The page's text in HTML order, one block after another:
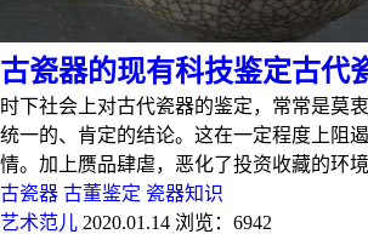
古瓷器的现有科技鉴定古代
时下社会上对古代瓷器的鉴定，常常是莫
统一的、肯定的结论。这在一定程度上阻
情。加上赝品肆虐，恶化了投资收藏的环境
古瓷器 古董鉴定 瓷器知识
艺术范儿 2020.01.14 浏览：6942